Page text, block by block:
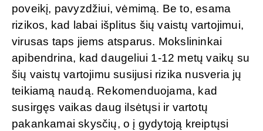
poveikį, pavyzdžiui, vėmimą. Be to, esama
rizikos, kad labai išplitus šių vaistų vartojimui,
virusas taps jiems atsparus. Mokslininkai
apibendrina, kad daugeliui 1-12 metų vaikų su
šių vaistų vartojimu susijusi rizika nusveria jų
teikiamą naudą. Rekomenduojama, kad
susirgęs vaikas daug ilsėtųsi ir vartotų
pakankamai skysčių, o į gydytoją kreiptųsi